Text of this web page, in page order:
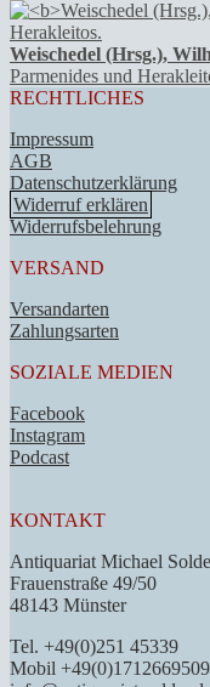
Weischedel (Hrsg.),
Parmenides und
RECHTLICHES
Impressum
AGB
Datenschutzerklärung
Widerruf erklären
Widerrufsbelehrung
VERSAND
Versandarten
Zahlungsarten
SOZIALE MEDIEN
Facebook
Instagram
Podcast
KONTAKT
Antiquariat Michael
Frauenstraße 49/50
48143 Münster
Tel. +49(0)251 45339
Mobil +49(0)1712669509